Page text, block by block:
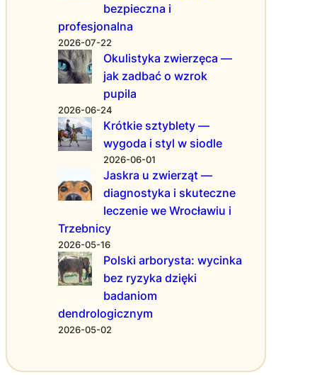
d
z
y
n
a
r
o
d
o
w
y
m
e
m
o
d
z
ą
d
z
a
a
s
b
bezpieczna i
profesjonalna
2026-07-22
Okulistyka zwierzęca —
jak zadbać o wzrok
pupila
2026-06-24
Krótkie sztyblety —
wygoda i styl w siodle
2026-06-01
Jaskra u zwierząt —
diagnostyka i skuteczne
leczenie we Wrocławiu i
Trzebnicy
2026-05-16
Polski arborysta: wycinka
bez ryzyka dzięki
badaniom
dendrologicznym
2026-05-02